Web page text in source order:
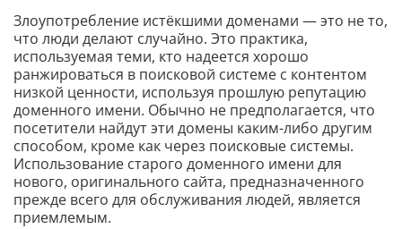
Злоупотребление истёкшими доменами — это не то,
что люди делают случайно. Это практика,
используемая теми, кто надеется хорошо
ранжироваться в поисковой системе с контентом
низкой ценности, используя прошлую репутацию
доменного имени. Обычно не предполагается, что
посетители найдут эти домены каким-либо другим
способом, кроме как через поисковые системы.
Использование старого доменного имени для
нового, оригинального сайта, предназначенного
прежде всего для обслуживания людей, является
приемлемым.